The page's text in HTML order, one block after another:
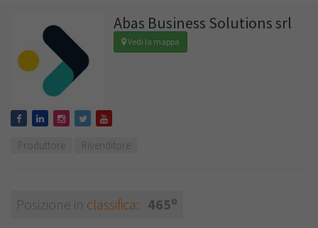
Abas Business Solutions srl
Vedi la mappa
Produttore Rivenditore
Posizione in classifica: 465o